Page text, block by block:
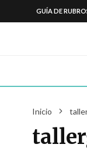
GUÍA DE
Inicio